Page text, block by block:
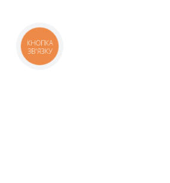
КНОПКА
ЗВ'ЯЗКУ